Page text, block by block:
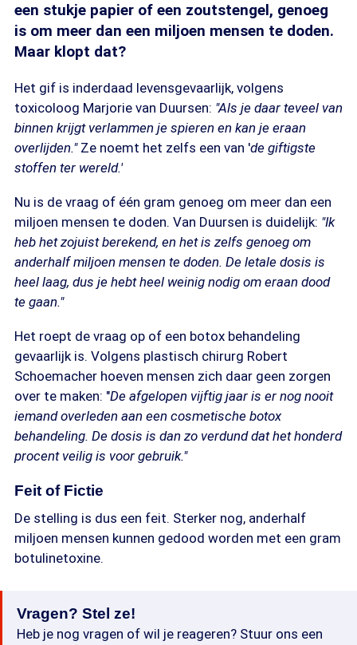
een stukje papier of een zoutstengel, genoeg
is om meer dan een miljoen mensen te doden.
Maar klopt dat?
Het gif is inderdaad levensgevaarlijk, volgens
toxicoloog Marjorie van Duursen: "Als je daar teveel van
binnen krijgt verlammen je spieren en kan je eraan
overlijden."Ze noemt het zelfs een van 'de giftigste
stoffen ter wereld.'
Nu is de vraag of één gram genoeg om meer dan een
miljoen mensen te doden. Van Duursen is duidelijk: "Ik
heb het zojuist berekend, en het is zelfs genoeg om
anderhalf miljoen mensen te doden. De letale dosis is
heel laag, dus je hebt heel weinig nodig om eraan dood
te gaan."
Het roept de vraag op of een botox behandeling
gevaarlijk is. Volgens plastisch chirurg Robert
Schoemacher hoeven mensen zich daar geen zorgen
over te maken: "De afgelopen vijftig jaar is er nog nooit
iemand overleden aan een cosmetische botox
behandeling. De dosis is dan zo verdund dat het honderd
procent veilig is voor gebruik."
Feit of Fictie
De stelling is dus een feit. Sterker nog, anderhalf
miljoen mensen kunnen gedood worden met een gram
botulinetoxine.
Vragen? Stel ze!
Heb je nog vragen of wil je reageren? Stuur ons een